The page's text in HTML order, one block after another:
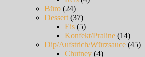
Büro (24)
Dessert (37)
Eis (5)
Konfekt/Praline (14)
Dip/Aufstrich/Würzsauce (45)
Chutney (4)